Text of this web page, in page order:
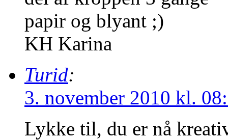
papir og blyant ;)
KH Karina
Turid:
3. november 2010 kl.
Lykke til, du er nå